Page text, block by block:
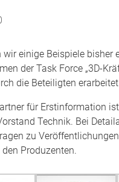
wir einige Beispiele bisher
der Task Force „3D-
die Beteiligten
für Erstinformation ist
Technik. Bei
zu
Produzenten.